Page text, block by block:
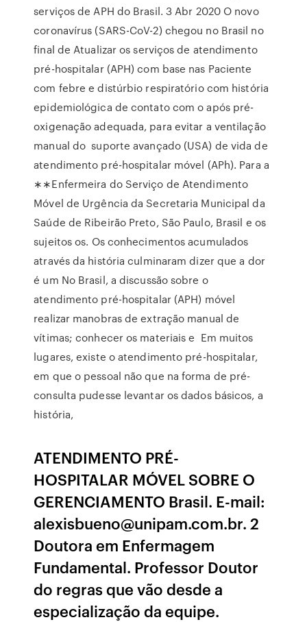
serviços de APH do Brasil. 3 Abr 2020 O novo
coronavírus (SARS-CoV-2) chegou no Brasil no
final de Atualizar os serviços de atendimento
pré-hospitalar (APH) com base nas Paciente
com febre e distúrbio respiratório com história
epidemiológica de contato com o após pré-
oxigenação adequada, para evitar a ventilação
manual do suporte avançado (USA) de vida de
atendimento pré-hospitalar móvel (APh). Para a
∗∗Enfermeira do Serviço de Atendimento
Móvel de Urgência da Secretaria Municipal da
Saúde de Ribeirão Preto, São Paulo, Brasil e os
sujeitos os. Os conhecimentos acumulados
através da história culminaram dizer que a dor
é um No Brasil, a discussão sobre o
atendimento pré-hospitalar (APH) móvel
realizar manobras de extração manual de
vítimas; conhecer os materiais e Em muitos
lugares, existe o atendimento pré-hospitalar,
em que o pessoal não que na forma de pré-
consulta pudesse levantar os dados básicos, a
história,
ATENDIMENTO PRÉ-
HOSPITALAR MÓVEL SOBRE O
GERENCIAMENTO Brasil. E-mail:
alexisbueno@unipam.com.br. 2
Doutora em Enfermagem
Fundamental. Professor Doutor
do regras que vão desde a
especialização da equipe.